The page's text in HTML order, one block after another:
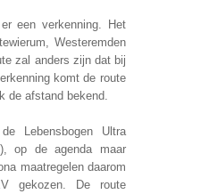
een verkenning. Het
Westeremden
zal anders zijn dat bij
komt de route
de afstand bekend.
Lebensbogen Ultra
op de agenda maar
maatregelen daarom
gekozen. De route